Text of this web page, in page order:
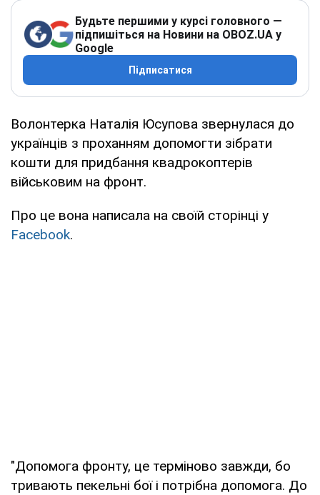
Будьте першими у курсі головного —
підпишіться на Новини на OBOZ.UA у
Google
Підписатися
Волонтерка Наталія Юсупова звернулася до
українців з проханням допомогти зібрати
кошти для придбання квадрокоптерів
військовим на фронт.
Про це вона написала на своїй сторінці у
Facebook.
"Допомога фронту, це терміново завжди, бо
тривають пекельні бої і потрібна допомога. До